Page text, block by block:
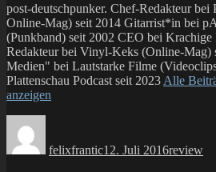
post-deutschpunker. Chef-Redakteur bei
Online-Mag) seit 2014 Gitarrist*in bei
(Punkband) seit 2002 CEO bei
Redakteur bei Vinyl-Keks (Online-Mag)
Medien" bei Lautstarke Filme
Plattenschau Podcast seit 2023 Alle
anzeigen
felixfrantic12. Juli 2016review